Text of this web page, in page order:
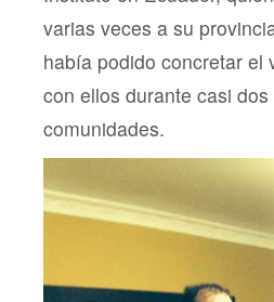
varias veces a su
había podido concretar el
con ellos durante casi
comunidades.